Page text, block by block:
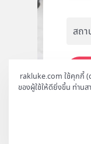
rakluke.com ใช้คุกกี้
ของผู้ใช้ให้ดียิ่งขึ้น ท่านส